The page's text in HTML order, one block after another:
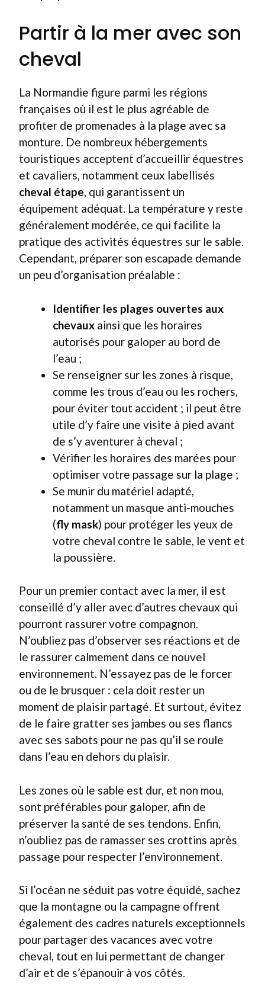
Partir à la mer avec son
cheval
La Normandie figure parmi les régions
françaises où il est le plus agréable de
profiter de promenades à la plage avec sa
monture. De nombreux hébergements
touristiques acceptent d’accueillir équestres
et cavaliers, notamment ceux labellisés
cheval étape, qui garantissent un
équipement adéquat. La température y reste
généralement modérée, ce qui facilite la
pratique des activités équestres sur le sable.
Cependant, préparer son escapade demande
un peu d’organisation préalable :
Identifier les plages ouvertes aux
chevaux ainsi que les horaires
autorisés pour galoper au bord de
l’eau ;
Se renseigner sur les zones à risque,
comme les trous d’eau ou les rochers,
pour éviter tout accident ; il peut être
utile d’y faire une visite à pied avant
de s’y aventurer à cheval ;
Vérifier les horaires des marées pour
optimiser votre passage sur la plage ;
Se munir du matériel adapté,
notamment un masque anti-mouches
(fly mask) pour protéger les yeux de
votre cheval contre le sable, le vent et
la poussière.
Pour un premier contact avec la mer, il est
conseillé d’y aller avec d’autres chevaux qui
pourront rassurer votre compagnon.
N’oubliez pas d’observer ses réactions et de
le rassurer calmement dans ce nouvel
environnement. N’essayez pas de le forcer
ou de le brusquer : cela doit rester un
moment de plaisir partagé. Et surtout, évitez
de le faire gratter ses jambes ou ses flancs
avec ses sabots pour ne pas qu’il se roule
dans l’eau en dehors du plaisir.
Les zones où le sable est dur, et non mou,
sont préférables pour galoper, afin de
préserver la santé de ses tendons. Enfin,
n’oubliez pas de ramasser ses crottins après
passage pour respecter l’environnement.
Si l’océan ne séduit pas votre équidé, sachez
que la montagne ou la campagne offrent
également des cadres naturels exceptionnels
pour partager des vacances avec votre
cheval, tout en lui permettant de changer
d’air et de s’épanouir à vos côtés.